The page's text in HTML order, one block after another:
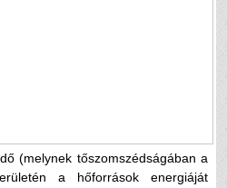
(melynek tőszomszédságában a
a hőforrások energiáját